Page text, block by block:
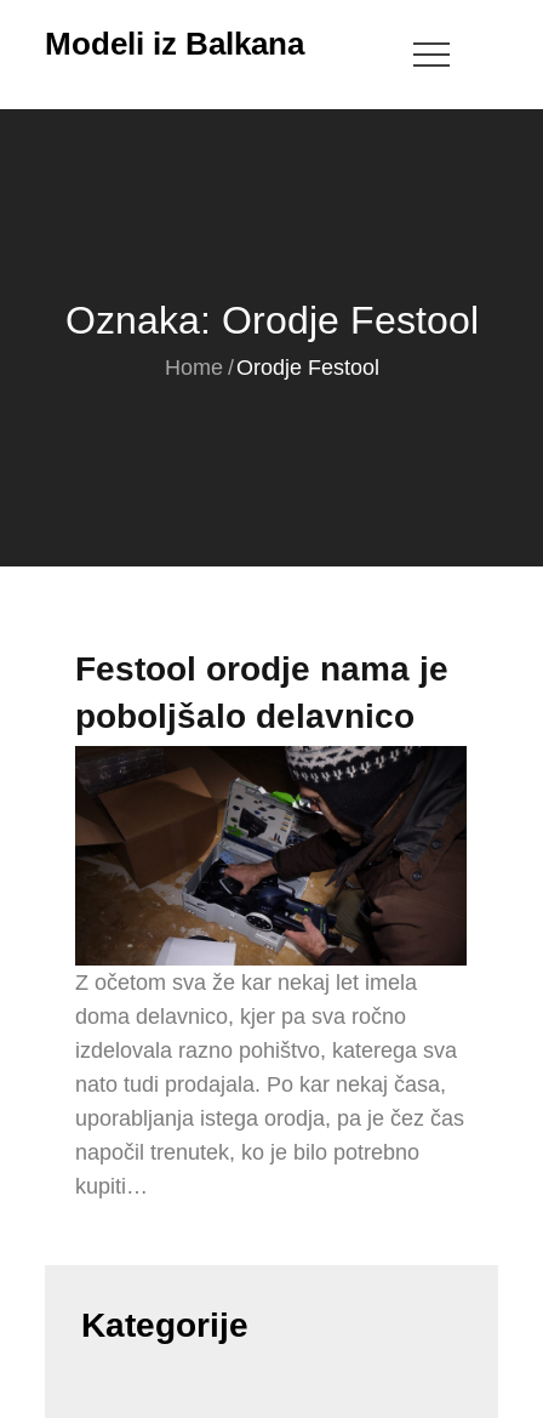
Modeli iz Balkana
Oznaka: Orodje Festool
Home Orodje Festool
Festool orodje nama je
poboljšalo delavnico
Z očetom sva že kar nekaj let imela
doma delavnico, kjer pa sva ročno
izdelovala razno pohištvo, katerega sva
nato tudi prodajala. Po kar nekaj časa,
uporabljanja istega orodja, pa je čez čas
napočil trenutek, ko je bilo potrebno
kupiti…
Kategorije